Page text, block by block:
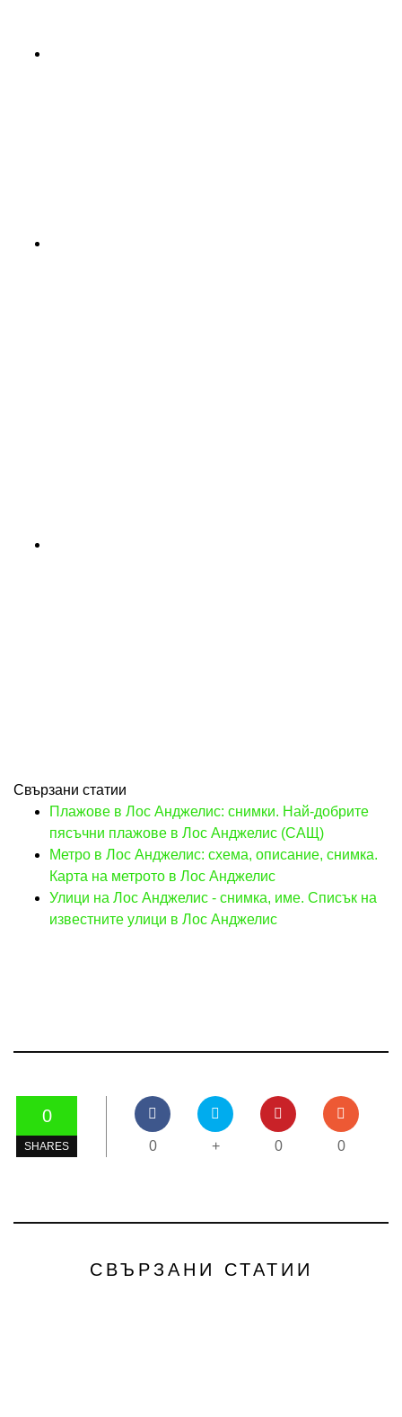
Свързани статии
Плажове в Лос Анджелис: снимки. Най-добрите
пясъчни плажове в Лос Анджелис (САЩ)
Метро в Лос Анджелис: схема, описание, снимка.
Карта на метрото в Лос Анджелис
Улици на Лос Анджелис - снимка, име. Списък на
известните улици в Лос Анджелис
0
SHARES 0 + 0 0
СВЪРЗАНИ СТАТИИ